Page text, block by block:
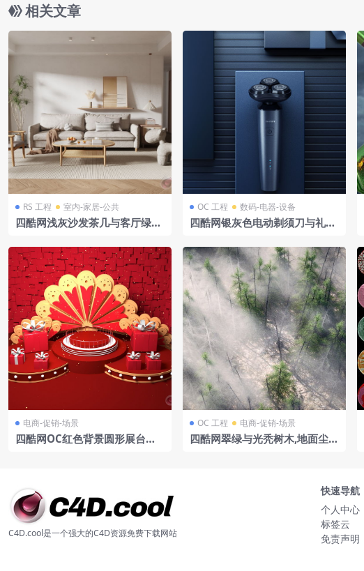
相关文章
RS 工程 室内-家居-公共
四酷网浅灰沙发茶几与客厅绿植
OC 工程 数码-电器-设备
四酷网银灰色电动剃须刀与礼盒
电商-促销-场景
四酷网OC红色背景圆形展台红
OC 工程 电商-促销-场景
四酷网翠绿与光秃树木,地面尘土
C4D.cool是一个强大的C4D资源免费下载网站
快速导航
个人中心
标签云
免责声明